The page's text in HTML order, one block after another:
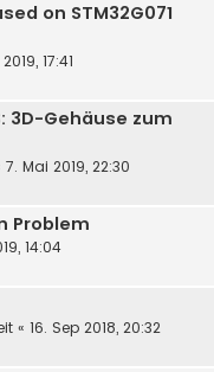
on STM32G071
17:41
3D-Gehäuse zum
7. Mai 2019, 22:30
Problem
14:04
« 16. Sep 2018, 20:32